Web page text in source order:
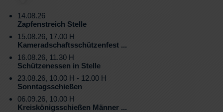
14.08.26
Zapfenstreich Stelle
15.08.26, 17.00 H
Kameradschaftsschützenfest ...
16.08.26, 11.30 H
Schützenessen in Stelle
23.08.26, 10.00 H - 12.00 H
Sonntagsschießen
06.09.26, 10.00 H
Kreiskönigsschießen Männer ...